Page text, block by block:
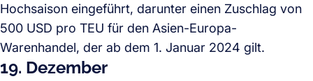
Hochsaison eingeführt, darunter einen Zuschlag von
500 USD pro TEU für den Asien-Europa-
Warenhandel, der ab dem 1. Januar 2024 gilt.
19. Dezember